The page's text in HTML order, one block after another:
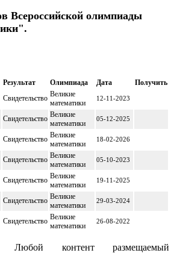
Всероссийской олимпиады
Результат Олимпиада Дата
Получить
Свидетельство Великие
математики
12-11-2023
Свидетельство Великие
математики
05-12-2025
Свидетельство Великие
математики
18-02-2026
Свидетельство Великие
математики
05-10-2023
Свидетельство Великие
математики
19-11-2025
Свидетельство Великие
математики
29-03-2024
Свидетельство Великие
математики
26-08-2022
Любой контент размещаемый